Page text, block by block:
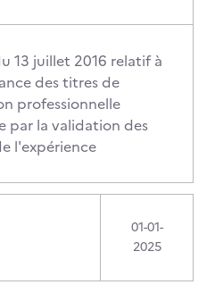
13 juillet 2016 relatif à
des titres de
professionnelle
par la validation des
l'expérience
01-01-
2025